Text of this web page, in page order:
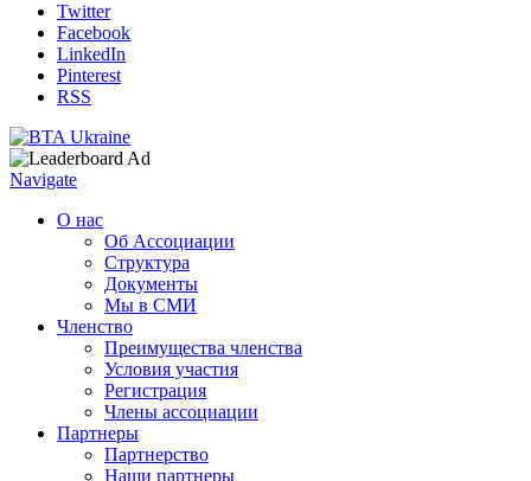
Twitter
Facebook
LinkedIn
Pinterest
RSS
Navigate
О нас
Об Ассоциации
Структура
Документы
Мы в СМИ
Членство
Преимущества членства
Условия участия
Регистрация
Члены ассоциации
Партнеры
Партнерство
Наши партнеры